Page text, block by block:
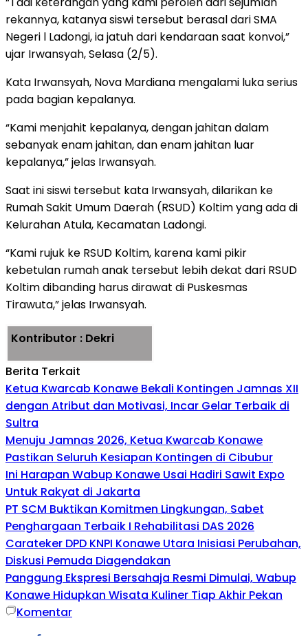
rekannya, katanya siswi tersebut berasal dari SMA
Negeri l Ladongi, ia jatuh dari kendaraan saat konvoi,”
ujar Irwansyah, Selasa (2/5).
Kata Irwansyah, Nova Mardiana mengalami luka serius
pada bagian kepalanya.
“Kami menjahit kepalanya, dengan jahitan dalam
sebanyak enam jahitan, dan enam jahitan luar
kepalanya,” jelas Irwansyah.
Saat ini siswi tersebut kata Irwansyah, dilarikan ke
Rumah Sakit Umum Daerah (RSUD) Koltim yang ada di
Kelurahan Atula, Kecamatan Ladongi.
“Kami rujuk ke RSUD Koltim, karena kami pikir
kebetulan rumah anak tersebut lebih dekat dari RSUD
Koltim dibanding harus dirawat di Puskesmas
Tirawuta,” jelas Irwansyah.
Kontributor : Dekri
Berita Terkait
Ketua Kwarcab Konawe Bekali Kontingen Jamnas XII
dengan Atribut dan Motivasi, Incar Gelar Terbaik di
Sultra
Menuju Jamnas 2026, Ketua Kwarcab Konawe
Pastikan Seluruh Kesiapan Kontingen di Cibubur
Ini Harapan Wabup Konawe Usai Hadiri Sawit Expo
Untuk Rakyat di Jakarta
PT SCM Buktikan Komitmen Lingkungan, Sabet
Penghargaan Terbaik I Rehabilitasi DAS 2026
Carateker DPD KNPI Konawe Utara Inisiasi Perubahan,
Diskusi Pemuda Diagendakan
Panggung Ekspresi Bersahaja Resmi Dimulai, Wabup
Konawe Hidupkan Wisata Kuliner Tiap Akhir Pekan
Komentar